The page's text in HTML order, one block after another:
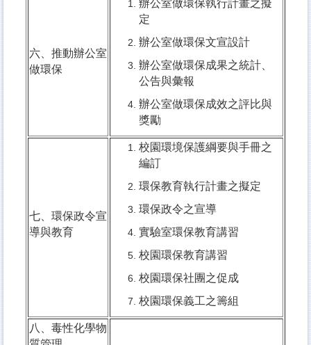
六、推動辦公室
做環保
辦公室做環保執行計畫之擬
定
辦公室做環保文宣設計
辦公室做環保成果之統計、
公告與彙報
辦公室做環保成效之評比與
獎勵
七、環保政令宣
導與教育
校園環境保護綱要與手冊之
編訂
環保教育執行計畫之擬定
環保政令之宣導
實驗室環保教育講習
校園環保教育講習
校園環保社團之促成
校園環保義工之籌組
八、毒性化學物